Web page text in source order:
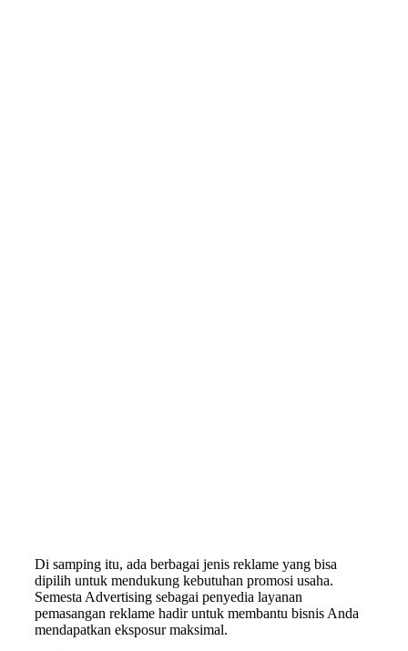
Di samping itu, ada berbagai jenis reklame yang bisa
dipilih untuk mendukung kebutuhan promosi usaha.
Semesta Advertising sebagai penyedia layanan
pemasangan reklame hadir untuk membantu bisnis Anda
mendapatkan eksposur maksimal.